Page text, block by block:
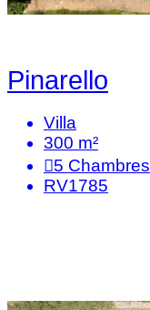
Pinarello
Villa
300 m²
5 Chambres
RV1785